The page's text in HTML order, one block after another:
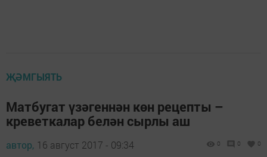
ҖӘМГЫЯТЬ
Матбугат үзәгеннән көн рецепты –
креветкалар белән сырлы аш
автор, 16 август 2017 - 09:34 0 0 0